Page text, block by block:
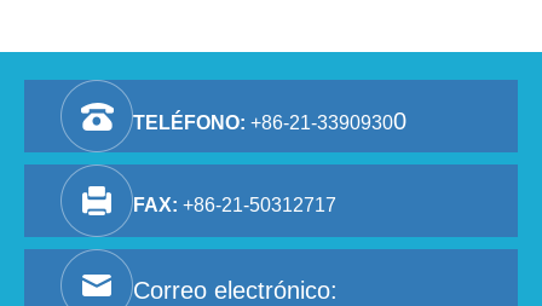
TELÉFONO: +86-21-33909300
FAX: +86-21-50312717
Correo electrónico: